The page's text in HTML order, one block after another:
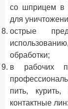
со шприцем в
для
острые
обработки;
в рабочих
пить,
контактные